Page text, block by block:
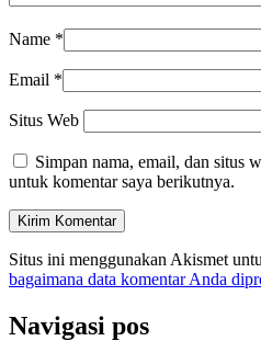
Name *
Email *
Situs Web
Simpan nama, email, dan situs
untuk komentar saya berikutnya.
Situs ini menggunakan Akismet
bagaimana data komentar Anda
Navigasi pos